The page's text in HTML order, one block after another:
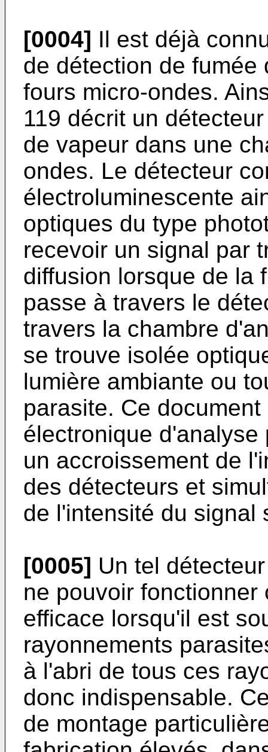
[0004] Il est déjà
de détection de
fours micro-ondes.
119 décrit un
de vapeur dans une
ondes. Le détecteur
électroluminescente
optiques du type
recevoir un signal par
diffusion lorsque de la
passe à travers le
travers la chambre
se trouve isolée
lumière ambiante ou
parasite. Ce
électronique
un accroissement de
des détecteurs et
de l'intensité du signal
[0005] Un tel
ne pouvoir
efficace lorsqu'il est
rayonnements
à l'abri de tous ces
donc indispensable.
de montage